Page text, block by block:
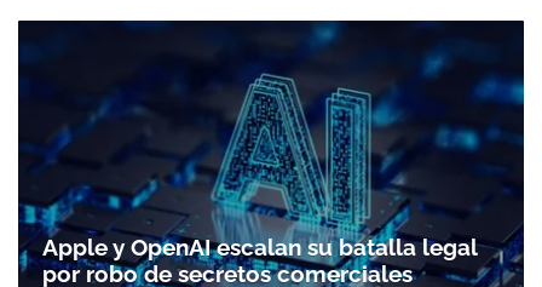
Apple y OpenAI escalan su batalla legal
por robo de secretos comerciales